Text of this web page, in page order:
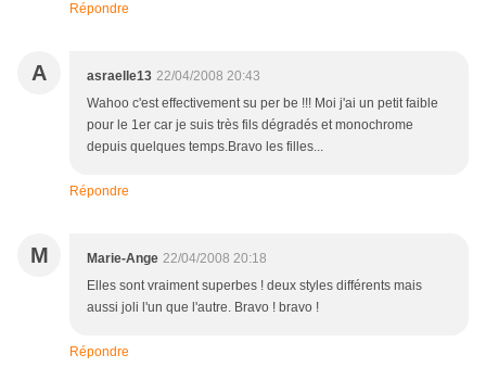
Répondre
A asraelle13 22/04/2008 20:43
Wahoo c'est effectivement su per be !!! Moi j'ai un petit faible
pour le 1er car je suis très fils dégradés et monochrome
depuis quelques temps.Bravo les filles...
Répondre
M Marie-Ange 22/04/2008 20:18
Elles sont vraiment superbes ! deux styles différents mais
aussi joli l'un que l'autre. Bravo ! bravo !
Répondre